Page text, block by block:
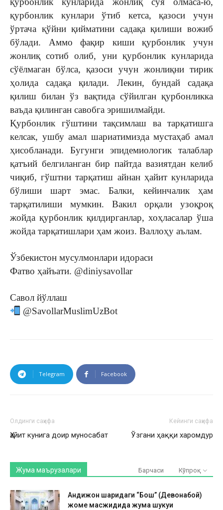
қурбонлик кунлари ўтиб кетса, қазоси учун
ўртача қўйни қийматини садақа қилиши вожиб
бўлади. Аммо фақир киши қурбонлик учун
жонлиқ сотиб олиб, уни қурбонлик кунларида
сўёлмаган бўлса, қазоси учун жонлиқни тирик
ҳолида садақа қилади. Лекин, бундай садақа
қилиш билан ўз вақтида сўйилган қурбонликка
ваъда қилинган савобга эришилмайди.
Қурбонлик гўштини тақсимлаш ва тарқатишга
келсак, ушбу амал шариатимизда мустаҳаб амал
ҳисобланади. Бугунги эпидемиологик талаблар
қатъий белгиланган бир пайтда вазиятдан келиб
чиқиб, гўштни тарқатиш айнан ҳайит кунларида
бўлиши шарт эмас. Балки, кейинчалик ҳам
тарқатилиши мумкин. Вакил орқали узоқроқ
жойда қурбонлик қилдирганлар, хоҳласалар ўша
жойда тарқатишлари ҳам жоиз. Валлоҳу аълам.
Ўзбекистон мусулмонлари идораси
Фатво ҳайъати. @diniysavollar
Савол йўллаш
@SavollarMuslimUzBot
Telegram Facebook
Олдинги саҳифа
Ҳайит кунига доир муносабат
Кейинги саҳифа
Ўзгани ҳаққи харомдур
Жума маърузалари Барчаси Кўпроқ
Андижон шаҳридаги “Бош” (Девонабой)
жоме масжидида жума шукуҳи